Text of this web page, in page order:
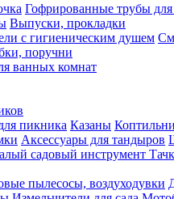
Гофрированные трубы для
Выпуски, прокладки
с гигиеническим душем
поручни
ванных комнат
пикника Казаны Коптильни
Аксессуары для тандыров
садовый инструмент
пылесосы, воздуходувки